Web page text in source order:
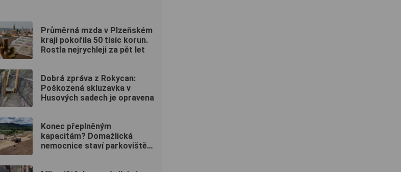
Průměrná mzda v Plzeňském
kraji pokořila 50 tisíc korun.
Rostla nejrychleji za pět let
Dobrá zpráva z Rokycan:
Poškozená skluzavka v
Husových sadech je opravena
Konec přeplněným
kapacitám? Domažlická
nemocnice staví parkoviště